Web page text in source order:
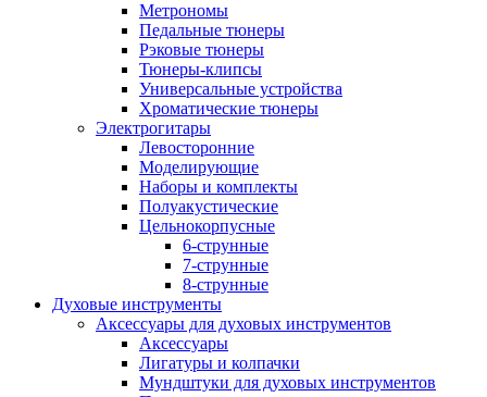
Метрономы
Педальные тюнеры
Рэковые тюнеры
Тюнеры-клипсы
Универсальные устройства
Хроматические тюнеры
Электрогитары
Левосторонние
Моделирующие
Наборы и комплекты
Полуакустические
Цельнокорпусные
6-струнные
7-струнные
8-струнные
Духовые инструменты
Аксессуары для духовых инструментов
Аксессуары
Лигатуры и колпачки
Мундштуки для духовых инструментов